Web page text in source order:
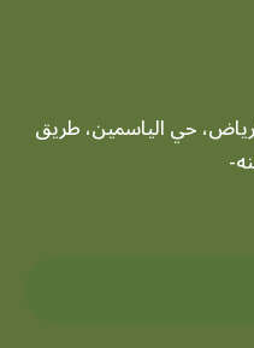
حي الياسمين، طريق